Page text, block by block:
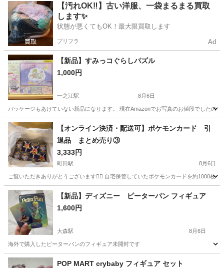
東京 葛飾区 金町駅 テレビゲーム
【汚れOK‼️】古い洋服、一袋まるまる買取
します✨
状態が悪くてもOK！最大限買取します
プリフラ Ad
【新品】すみっコぐらしパズル
1,000円
一之江駅 8月6日
パッケージもあけていない新品になります。 現在Amazonでお写真のお値段でしたの
東京 江戸川区 一之江駅 パズル すみっコぐらし
【オンライン決済・配送可】ポケモンカード 引
退品 まとめ売り③
3,333円
町田駅 8月6日
ご覧いただきありがとうございます🙇‍♀️ 自宅保管していたポケモンカードを約1000枚
東京 町田市 町田駅 カードゲーム ポケモンカード
【新品】ディズニー ピーターパン フィギュア
1,600円
大森駅 8月6日
海外で購入したピーターパンのフィギュア未開封です
東京 大田区
POP MART crybaby フィギュア セット